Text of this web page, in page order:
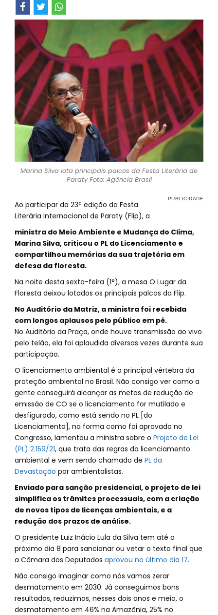
Marina Silva lota principais palcos da Festa Literária de
Paraty Foto: Agência Brasil
Ao participar da 23ª edição da Festa
Literária Internacional de Paraty (Flip), a
ministra do Meio Ambiente e Mudança do Clima,
Marina Silva, criticou o PL do Licenciamento e
compartilhou memórias da sua trajetória em
defesa da floresta.
Na noite desta sexta-feira (1°), a mesa O Lugar da
Floresta deixou lotados os principais palcos da Flip.
No Auditório da Matriz, a ministra foi recebida
com longos aplausos pelo público em pé.
No Auditório da Praça, onde houve transmissão ao vivo
pelo telão, ela foi aplaudida diversas vezes durante sua
participação.
O licenciamento ambiental é a principal vértebra da
proteção ambiental no Brasil. Não consigo ver como a
gente conseguirá alcançar as metas de redução de
emissão de CO se o licenciamento for mutilado e
desfigurado, como está sendo no PL [do
Licenciamento], na forma como foi aprovado no
Congresso, lamentou a ministra sobre o Projeto de Lei
(PL) 2.159/21, que trata das regras do licenciamento
ambiental e vem sendo chamado de PL da
Devastação por ambientalistas.
Enviado para sanção presidencial, o projeto de lei
simplifica os trâmites processuais, com a criação
de novos tipos de licenças ambientais, e a
redução dos prazos de análise.
O presidente Luiz Inácio Lula da Silva tem até o
próximo dia 8 para sancionar ou vetar o texto final que
a Câmara dos Deputados aprovou no último dia 17.
Não consigo imaginar como nós vamos zerar
desmatamento em 2030. Já conseguimos bons
resultados, reduzimos, nesses dois anos e meio, o
desmatamento em 46% na Amazônia, 25% no